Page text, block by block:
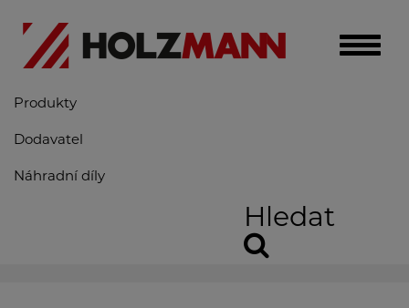
Toggle
Produkty
Dodavatel
Náhradní díly
Hledat